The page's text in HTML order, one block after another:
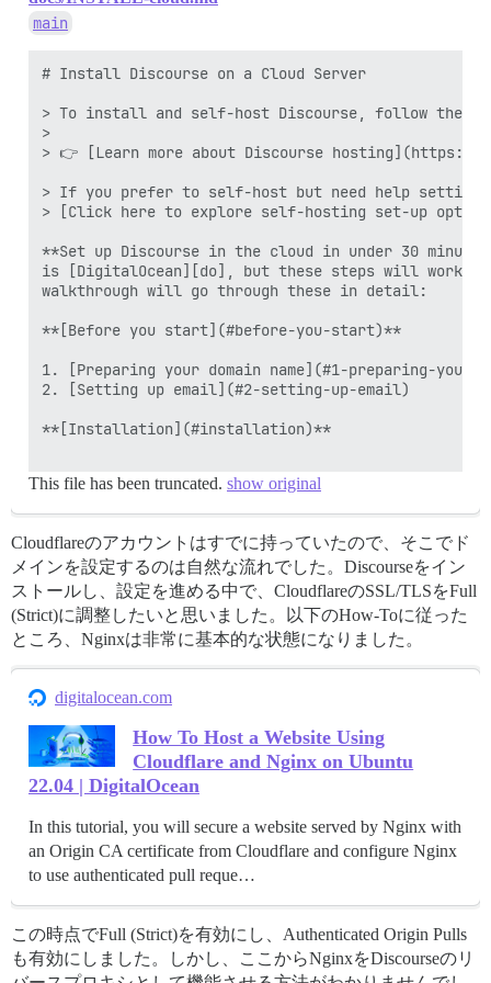
main
# Install Discourse on a Cloud Server
> To install and self-host Discourse, follow the
>
> 👉 [Learn more about Discourse
> If you prefer to self-host but need help setting
> [Click here to explore self-hosting set-up
**Set up Discourse in the cloud in under 30
is [DigitalOcean][do], but these steps will work
walkthrough will go through these in detail:
**[Before you start](#before-you-start)**
1. [Preparing your domain name](#1-preparing-your-
2. [Setting up email](#2-setting-up-email)
**[Installation](#installation)**
This file has been truncated. show original
Cloudflareのアカウントはすでに持っていたので、そこでド
メインを設定するのは自然な流れでした。Discourseをイン
ストールし、設定を進める中で、CloudflareのSSL/TLSをFull
(Strict)に調整したいと思いました。以下のHow-Toに従った
ところ、Nginxは非常に基本的な状態になりました。
digitalocean.com
How To Host a Website Using
Cloudflare and Nginx on Ubuntu
22.04 | DigitalOcean
In this tutorial, you will secure a website served by Nginx with
an Origin CA certificate from Cloudflare and configure Nginx
to use authenticated pull reque…
この時点でFull (Strict)を有効にし、Authenticated Origin Pulls
も有効にしました。しかし、ここからNginxをDiscourseのリ